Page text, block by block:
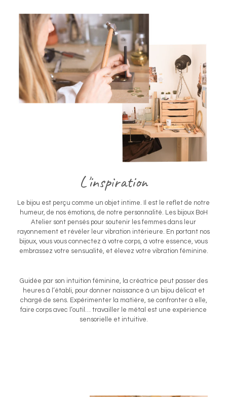
L'inspiration
Le bijou est perçu comme un objet intime. Il est le reflet de notre
humeur, de nos émotions, de notre personnalité. Les bijoux BoH
Atelier sont pensés pour soutenir les femmes dans leur
rayonnement et révéler leur vibration intérieure. En portant nos
bijoux, vous vous connectez à votre corps, à votre essence, vous
embrassez votre sensualité, et élevez votre vibration féminine.
Guidée par son intuition féminine, la créatrice peut passer des
heures à l’établi, pour donner naissance à un bijou délicat et
chargé de sens. Expérimenter la matière, se confronter à elle,
faire corps avec l’outil… travailler le métal est une expérience
sensorielle et intuitive.